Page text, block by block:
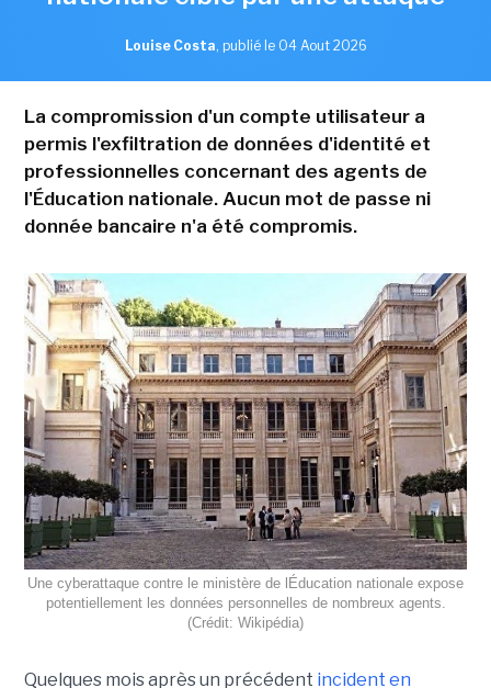
Louise Costa, publié le 04 Aout 2026
La compromission d'un compte utilisateur a
permis l'exfiltration de données d'identité et
professionnelles concernant des agents de
l'Éducation nationale. Aucun mot de passe ni
donnée bancaire n'a été compromis.
Une cyberattaque contre le ministère de lÉducation nationale expose
potentiellement les données personnelles de nombreux agents.
(Crédit: Wikipédia)
Quelques mois après un précédent incident en